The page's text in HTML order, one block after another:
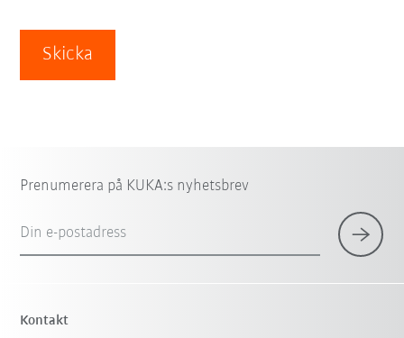
Skicka
Prenumerera på KUKA:s nyhetsbrev
Din e-postadress
Kontakt